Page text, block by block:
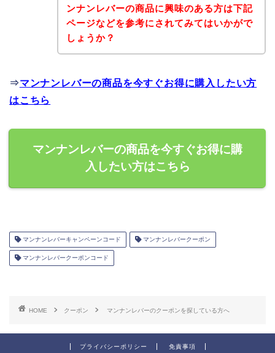
ンナンレバーの商品に興味のある方は下記
ページなどを参考にされてみてはいかがで
しょうか？
⇒マンナンレバーの商品を今すぐお得に購入したい方
はこちら
マンナンレバーの商品を今すぐお得に購
入したい方はこちら
マンナンレバーキャンペーンコード マンナンレバークーポン
マンナンレバークーポンコード
HOME クーポン マンナンレバーのクーポンを探している方へ
プライバシーポリシー 免責事項